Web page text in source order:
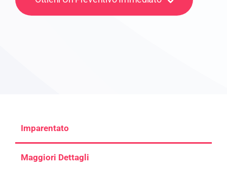
Imparentato
Maggiori Dettagli